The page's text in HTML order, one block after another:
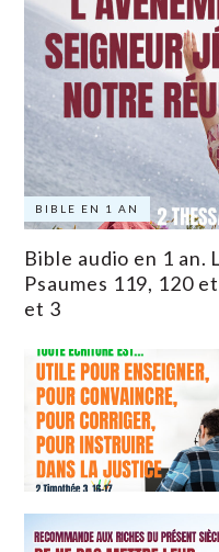
BIBLE EN 1 AN
Bible audio en 1
Psaumes 119, 120
et 3